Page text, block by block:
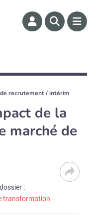
recrutement / intérim
de la
marché de
:
transformation